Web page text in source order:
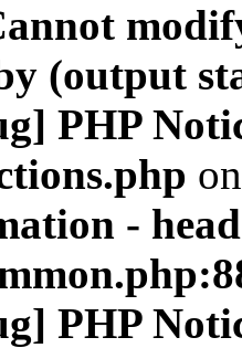
(output
PHP
-
PHP